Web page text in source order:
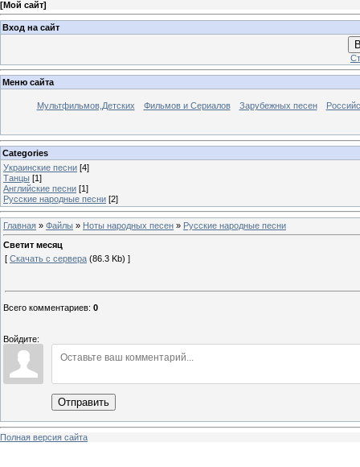
[Мой сайт]
Вход на сайт
Меню сайта
Мультфильмов,Детских Фильмов и Сериалов Зарубежных песен
Categories
Украинские песни [4]
Танцы [1]
Английские песни [1]
Русские народные песни [2]
Главная » Файлы » Ноты народных песен » Русские народные песни
Светит месяц
[ Скачать с сервера (86.3 Kb) ]
Всего комментариев: 0
Войдите:
Отправить
Полная версия сайта